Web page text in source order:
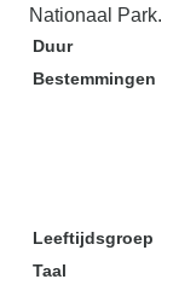
Nationaal Park.
Duur
Bestemmingen
Leeftijdsgroep
Taal